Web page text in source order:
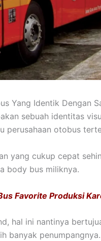
Yang Identik Dengan
sebuah identitas
perusahaan otobus
yang cukup cepat
body bus miliknya.
Favorite Produksi
hal ini nantinya
banyak penumpangnya.